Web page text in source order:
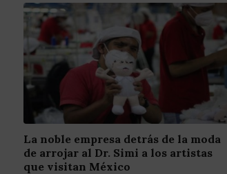
La noble empresa detrás de la moda
de arrojar al Dr. Simi a los artistas
que visitan México